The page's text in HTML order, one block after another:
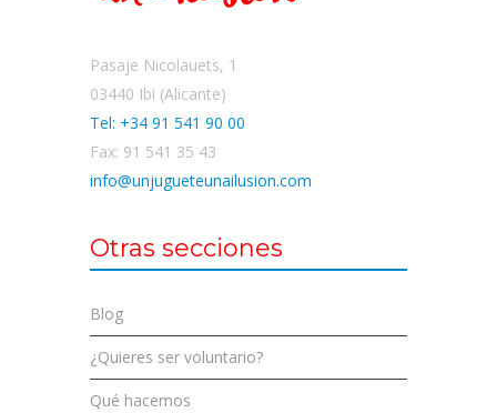
Pasaje Nicolauets, 1
03440 Ibi (Alicante)
Tel: +34 91 541 90 00
Fax: 91 541 35 43
info@unjugueteunailusion.com
Otras secciones
Blog
¿Quieres ser voluntario?
Qué hacemos